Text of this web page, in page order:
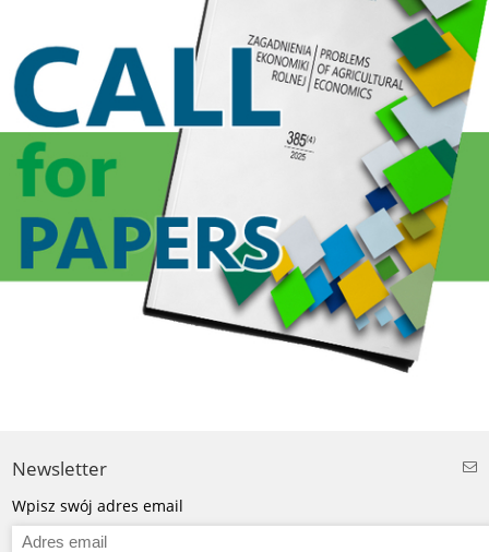
Newsletter
Wpisz swój adres email